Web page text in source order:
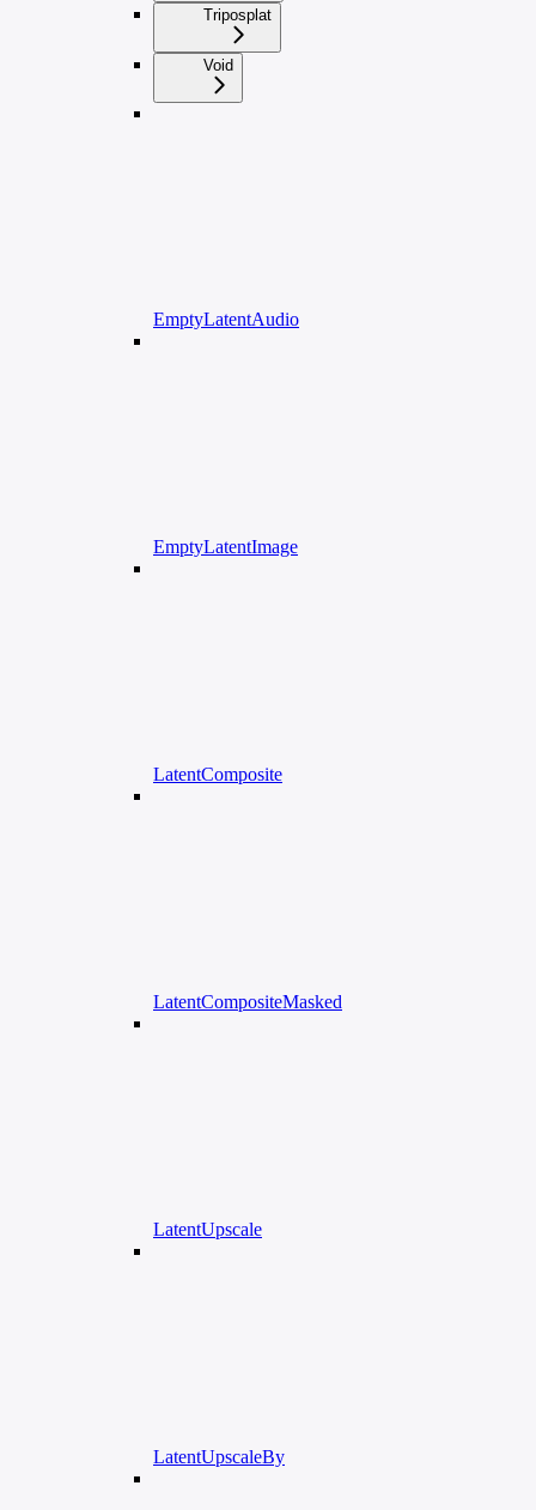
Triposplat
Void
EmptyLatentAudio
EmptyLatentImage
LatentComposite
LatentCompositeMasked
LatentUpscale
LatentUpscaleBy